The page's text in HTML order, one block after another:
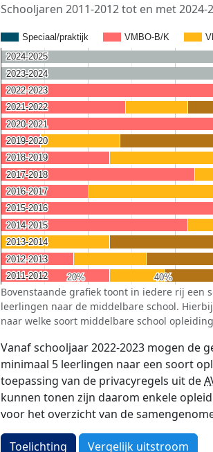
Schooljaren 2011-2012 tot en met 2024-
Speciaal/praktijk VMBO-B/K
20%
20% 40%
40%
2024-2025
2024-2025
2023-2024
2023-2024
2022-2023
2022-2023
2021-2022
2021-2022
2020-2021
2020-2021
2019-2020
2019-2020
2018-2019
2018-2019
2017-2018
2017-2018
2016-2017
2016-2017
2015-2016
2015-2016
2014-2015
2014-2015
2013-2014
2013-2014
2012-2013
2012-2013
2011-2012
2011-2012
Bovenstaande grafiek toont in iedere rij een
leerlingen naar de middelbare school.
naar welke soort middelbare school
Vanaf schooljaar 2022-2023 mogen de
minimaal 5 leerlingen naar een soort
toepassing van de privacyregels uit de
kunnen tonen zijn daarom enkele
voor het overzicht van de
Toelichting Vergelijk uitstroom